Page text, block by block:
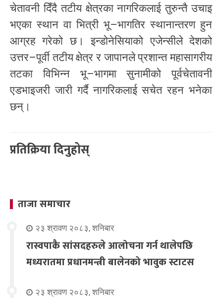
चेतावनी दिँदै तटीय क्षेत्रका नागरिकलाई तुरुन्तै उचाइ
भएका स्थान वा भित्री भू–भागतिर स्थानान्तरण हुन
आग्रह गरेको छ। इन्डोनेसियाको एजेन्सीले देशको
उत्तर–पूर्वी तटीय क्षेत्र र जापानले प्रशान्त महासागरीय
तटका विभिन्न भू–भागमा सुनामीको पूर्वचेतावनी
एडभाइजरी जारी गर्दै नागरिकलाई सचेत रहन भनेका
छन्।
प्रतिक्रिया दिनुहोस्
ताजा समाचार
२३ श्रावण २०८३, शनिबार
रास्वपाकै सांसदहरुले आलोचना गर्न थालेपछि
मध्यरातमा प्रधानमन्त्री बालेनको भावुक स्टाटस
२३ श्रावण २०८३, शनिबार